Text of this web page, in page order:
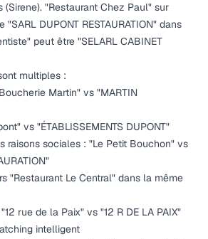
"Restaurant Chez Paul" sur
DUPONT RESTAURATION" dans
peut être "SELARL CABINET
multiples :
Martin" vs "MARTIN
vs "ÉTABLISSEMENTS DUPONT"
raisons sociales : "Le Petit Bouchon" vs
"Restaurant Le Central" dans la même
rue de la Paix" vs "12 R DE LA PAIX"
intelligent